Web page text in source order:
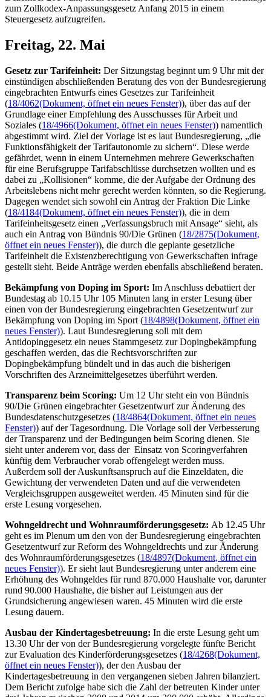
zum Zollkodex-Anpassungsgesetz Anfang 2015 in einem
Steuergesetz aufzugreifen.
Freitag, 22. Mai
Gesetz zur Tarifeinheit: Der Sitzungstag beginnt um 9 Uhr mit der
einstündigen abschließenden Beratung des von der Bundesregierung
eingebrachten Entwurfs eines Gesetzes zur Tarifeinheit
(18/4062(Dokument, öffnet ein neues Fenster)), über das auf der
Grundlage einer Empfehlung des Ausschusses für Arbeit und
Soziales (18/4966(Dokument, öffnet ein neues Fenster)) namentlich
abgestimmt wird. Ziel der Vorlage ist es laut Bundesregierung, „die
Funktionsfähigkeit der Tarifautonomie zu sichern“. Diese werde
gefährdet, wenn in einem Unternehmen mehrere Gewerkschaften
für eine Berufsgruppe Tarifabschlüsse durchsetzen wollten und es
dabei zu „Kollisionen“ komme, die der Aufgabe der Ordnung des
Arbeitslebens nicht mehr gerecht werden könnten, so die Regierung.
Dagegen wendet sich sowohl ein Antrag der Fraktion Die Linke
(18/4184(Dokument, öffnet ein neues Fenster)), die in dem
Tarifeinheitsgesetz einen „Verfassungsbruch mit Ansage“ sieht, als
auch ein Antrag von Bündnis 90/Die Grünen (18/2875(Dokument,
öffnet ein neues Fenster)), die durch die geplante gesetzliche
Tarifeinheit die Existenzberechtigung von Gewerkschaften infrage
gestellt sieht. Beide Anträge werden ebenfalls abschließend beraten.
Bekämpfung von Doping im Sport: Im Anschluss debattiert der
Bundestag ab 10.15 Uhr 105 Minuten lang in erster Lesung über
einen von der Bundesregierung eingebrachten Gesetzentwurf zur
Bekämpfung von Doping im Sport (18/4898(Dokument, öffnet ein
neues Fenster)). Laut Bundesregierung soll mit dem
Antidopinggesetz ein neues Stammgesetz zur Dopingbekämpfung
geschaffen werden, das die Rechtsvorschriften zur
Dopingbekämpfung bündelt und in das auch die bisherigen
Vorschriften des Arzneimittelgesetzes überführt werden.
Transparenz beim Scoring: Um 12 Uhr steht ein von Bündnis
90/Die Grünen eingebrachter Gesetzentwurf zur Änderung des
Bundesdatenschutzgesetzes (18/4864(Dokument, öffnet ein neues
Fenster)) auf der Tagesordnung. Die Vorlage soll der Verbesserung
der Transparenz und der Bedingungen beim Scoring dienen. Sie
sieht unter anderem vor, dass der Einsatz von Scoringverfahren
künftig dem Verbraucher vorab offengelegt werden muss.
Außerdem soll der Auskunftsanspruch auf die Einzeldaten, die
Gewichtung der verwendeten Daten und auf die verwendeten
Vergleichsgruppen ausgeweitet werden. 45 Minuten sind für die
erste Lesung vorgesehen.
Wohngeldrecht und Wohnraumförderungsgesetz: Ab 12.45 Uhr
geht es im Plenum um den von der Bundesregierung eingebrachten
Gesetzentwurf zur Reform des Wohngeldrechts und zur Änderung
des Wohnraumförderungsgesetzes (18/4897(Dokument, öffnet ein
neues Fenster)). Er sieht laut Bundesregierung unter anderem eine
Erhöhung des Wohngeldes für rund 870.000 Haushalte vor, darunter
rund 90.000 Haushalte, die bisher auf Leistungen aus der
Grundsicherung angewiesen waren. 45 Minuten wird die erste
Lesung dauern.
Ausbau der Kindertagesbetreuung: In die erste Lesung geht um
13.30 Uhr der von der Bundesregierung vorgelegte fünfte Bericht
zur Evaluation des Kinderförderungsgesetzes (18/4268(Dokument,
öffnet ein neues Fenster)), der den Ausbau der
Kindertagesbetreuung in den vergangenen sieben Jahren bilanziert.
Dem Bericht zufolge habe sich die Zahl der betreuten Kinder unter